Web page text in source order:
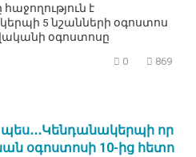
է
5 նշանների օգոստոս
օգոստոսը
0 869
որ
օգոստոսի 10-ից հետո